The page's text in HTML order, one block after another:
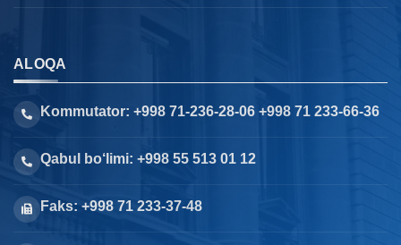
ALOQA
Kommutator: +998 71-236-28-06 +998 71 233-66-36
Qabul bo‘limi: +998 55 513 01 12
Faks: +998 71 233-37-48